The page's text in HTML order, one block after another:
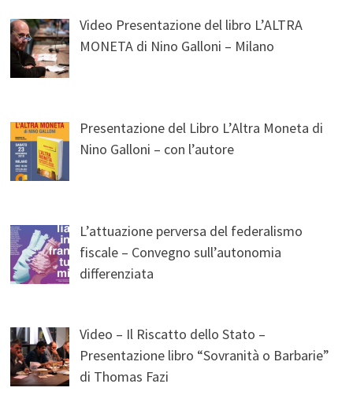
Video Presentazione del libro L’ALTRA
MONETA di Nino Galloni – Milano
Presentazione del Libro L’Altra Moneta di
Nino Galloni – con l’autore
L’attuazione perversa del federalismo
fiscale – Convegno sull’autonomia
differenziata
Video – Il Riscatto dello Stato –
Presentazione libro “Sovranità o Barbarie”
di Thomas Fazi